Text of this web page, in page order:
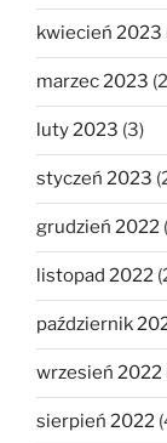
kwiecień 2023
marzec 2023
luty 2023 (3)
styczeń 2023
grudzień 2022
listopad 2022
październik
wrzesień 2022
sierpień 2022